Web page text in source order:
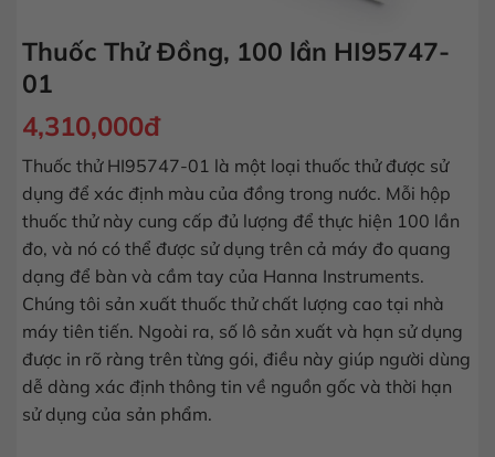
Thuốc Thử Đồng, 100 lần HI95747-
01
4,310,000đ
Thuốc thử HI95747-01 là một loại thuốc thử được sử
dụng để xác định màu của đồng trong nước. Mỗi hộp
thuốc thử này cung cấp đủ lượng để thực hiện 100 lần
đo, và nó có thể được sử dụng trên cả máy đo quang
dạng để bàn và cầm tay của Hanna Instruments.
Chúng tôi sản xuất thuốc thử chất lượng cao tại nhà
máy tiên tiến. Ngoài ra, số lô sản xuất và hạn sử dụng
được in rõ ràng trên từng gói, điều này giúp người dùng
dễ dàng xác định thông tin về nguồn gốc và thời hạn
sử dụng của sản phẩm.